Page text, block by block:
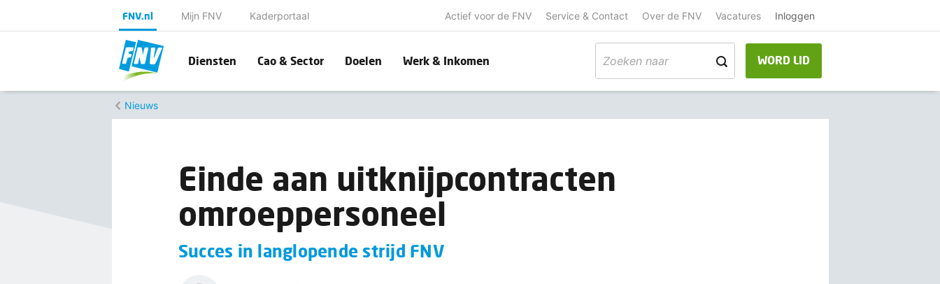
FNV.nl Mijn FNV Kaderportaal Actief voor de FNV Service & Contact Over de FNV Vacatures Inloggen
Diensten Cao & Sector Doelen Werk & Inkomen WORD LID
Nieuws
Einde aan uitknijpcontracten
omroeppersoneel
Succes in langlopende strijd FNV